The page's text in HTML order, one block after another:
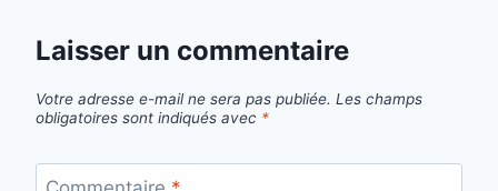
Laisser un commentaire
Votre adresse e-mail ne sera pas publiée. Les champs
obligatoires sont indiqués avec *